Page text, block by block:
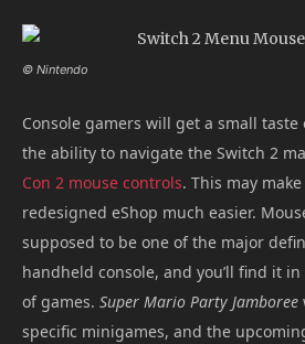
© Nintendo
Console gamers will get a small
the ability to navigate the Switch 2
Con 2 mouse controls. This may
redesigned eShop much easier.
supposed to be one of the major
handheld console, and you’ll find it
of games. Super Mario Party Jamboree
specific minigames, and the